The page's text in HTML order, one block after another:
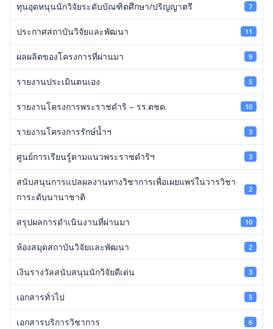
ทุนอุดหนุนนักวิจัยระดับบัณฑิตศึกษา/ปริญญาตรี 7
ประกาศสถาบันวิจัยและพัฒนา 11
ผลผลิตของโครงการที่ผ่านมา 9
รายงานประเมินตนเอง 5
รายงานโครงการพระราชดำริ – รร.ตชด. 10
รายงานโครงการรักษ์น้ำฯ 3
ศูนย์การเรียนรู้ตามแนวพระราชดำริฯ 3
สนับสนุนการแปลผลงานทางวิชาการเพื่อเผยแพร่ในวารวิชา
การะดับนานาชาติ
2
สรุปผลการดำเนินงานที่ผ่านมา 10
ห้องสมุดสถาบันวิจัยและพัฒนา 2
เงินรางวัลสนับสนุนนักวิจัยดีเด่น 3
เอกสารทั่วไป 5
เอกสารบริการวิชาการ 6